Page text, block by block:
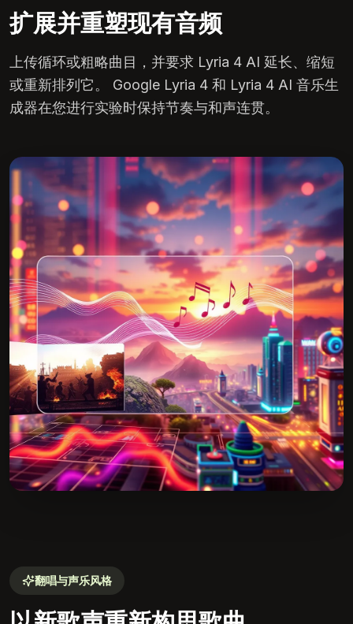
扩展并重塑现有音频
上传循环或粗略曲目，并要求 Lyria 4 AI 延长、缩短
或重新排列它。 Google Lyria 4 和 Lyria 4 AI 音乐生
成器在您进行实验时保持节奏与和声连贯。
翻唱与声乐风格